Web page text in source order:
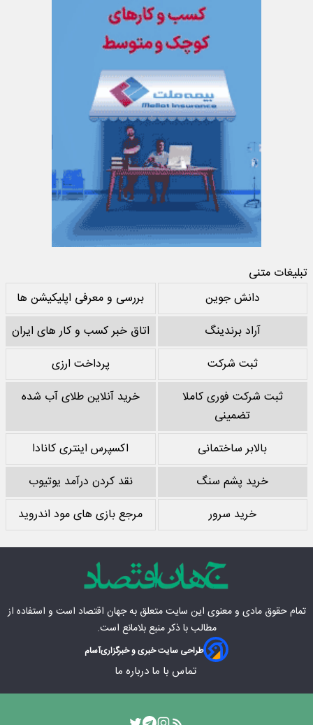
تبلیغات متنی
دانش جوین
بررسی و معرفی اپلیکیشن ها
آراد برندینگ
اتاق خبر کسب و کار های ایران
ثبت شرکت
پرداخت ارزی
ثبت شرکت فوری کاملا
تضمینی
خرید آنلاین طلای آب شده
بالابر ساختمانی
اکسپرس اینتری کانادا
خرید پشم سنگ
نقد کردن درآمد یوتیوب
خرید سرور
مرجع بازی های مود اندروید
تمام حقوق مادی‌ و معنوی این سایت متعلق بهجهان اقتصاد است و استفاده از
مطالب با ذکر منبع بلامانع است.
طراحی سایت خبری و خبرگزاریآسام
تماس با ما درباره ما